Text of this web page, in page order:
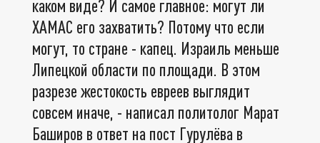
каком виде? И самое главное: могут ли
ХАМАС его захватить? Потому что если
могут, то стране - капец. Израиль меньше
Липецкой области по площади. В этом
разрезе жестокость евреев выглядит
совсем иначе, - написал политолог Марат
Баширов в ответ на пост Гурулёва в